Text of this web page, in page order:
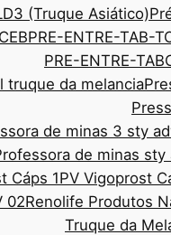
(Truque Asiático)
PRE-ENTRE-TAB-
PRE-ENTRE-
truque da melancia
de minas 3 sty
de minas sty
Cáps 1PV Vigoprost
02Renolife Produtos
Truque da